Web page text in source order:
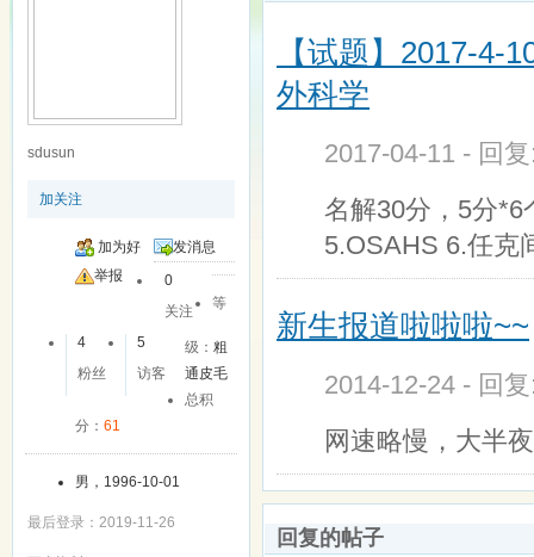
sdusun
加关注
加为好
友
发消息
举报
0
关注
4
粉丝
5
访客
等
级：粗
通皮毛
总积
分： 61
男，1996-10-01
最后登录：2019-11-26
【试题】2017-4-
外科学
2017-04-11 - 回
名解30分，5分*6
5.OSAHS 6.任克
新生报道啦啦啦~~
2014-12-24 - 回
网速略慢，大半
回复的帖子